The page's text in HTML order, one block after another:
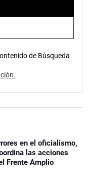
de Búsqueda
en el oficialismo,
las acciones
Frente Amplio